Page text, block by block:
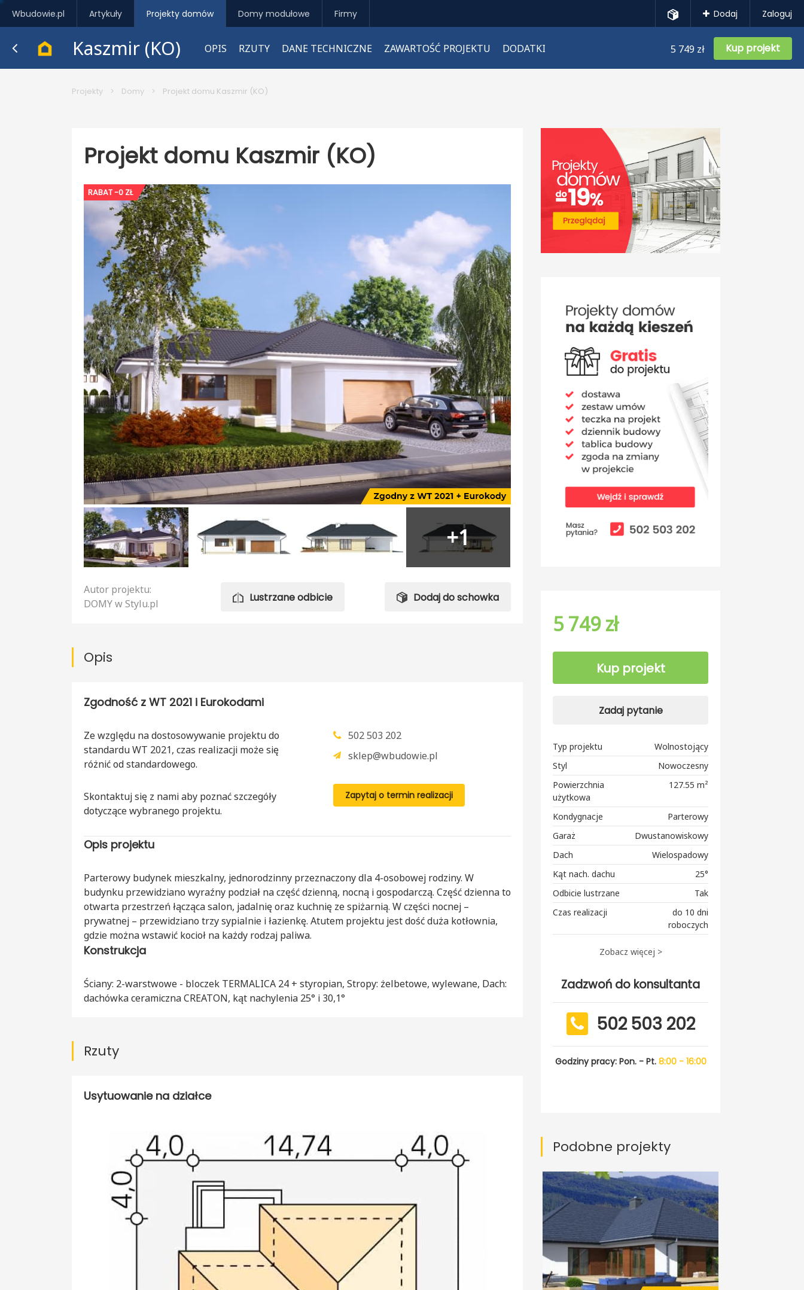
Wbudowie.pl Artykuły Projekty domów Domy modułowe Firmy Dodaj Zaloguj
Kaszmir (KO) OPIS RZUTY DANE TECHNICZNE ZAWARTOŚĆ PROJEKTU DODATKI 5 749 zł Kup projekt
Projekty > Domy > Projekt domu Kaszmir (KO)
Projekt domu Kaszmir (KO)
RABAT -0 ZŁ
+1
Autor projektu:
DOMY w Stylu.pl
Lustrzane odbicie Dodaj do schowka
Opis
Zgodność z WT 2021 i Eurokodami
Ze względu na dostosowywanie projektu do
standardu WT 2021, czas realizacji może się
różnić od standardowego.
Skontaktuj się z nami aby poznać szczegóły
dotyczące wybranego projektu.
502 503 202
sklep@wbudowie.pl
Zapytaj o termin realizacji
Opis projektu
Parterowy budynek mieszkalny, jednorodzinny przeznaczony dla 4-osobowej rodziny. W
budynku przewidziano wyraźny podział na część dzienną, nocną i gospodarczą. Część dzienna to
otwarta przestrzeń łącząca salon, jadalnię oraz kuchnię ze spiżarnią. W części nocnej –
prywatnej – przewidziano trzy sypialnie i łazienkę. Atutem projektu jest dość duża kotłownia,
gdzie można wstawić kocioł na każdy rodzaj paliwa.
Konstrukcja
Ściany: 2-warstwowe - bloczek TERMALICA 24 + styropian, Stropy: żelbetowe, wylewane, Dach:
dachówka ceramiczna CREATON, kąt nachylenia 25° i 30,1°
Rzuty
Usytuowanie na działce
5 749 zł
Kup projekt
Zadaj pytanie
Typ projektu
Wolnostojący
Styl
Nowoczesny
Powierzchnia
użytkowa
127.55 m²
Kondygnacje
Parterowy
Garaż
Dwustanowiskowy
Dach
Wielospadowy
Kąt nach. dachu
25°
Odbicie lustrzane
Tak
Czas realizacji
do 10 dni
roboczych
Zobacz więcej >
Zadzwoń do konsultanta
502 503 202
Godziny pracy: Pon. - Pt. 8:00 - 16:00
Podobne projekty